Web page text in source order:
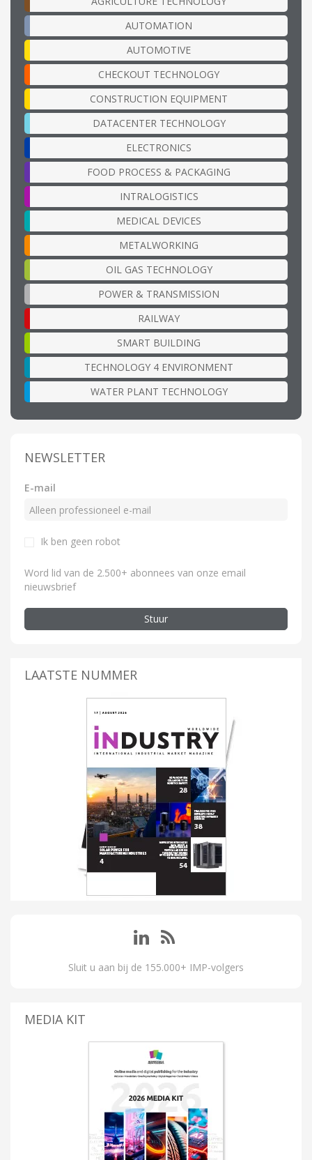
AUTOMATION
AUTOMOTIVE
CHECKOUT TECHNOLOGY
CONSTRUCTION EQUIPMENT
DATACENTER TECHNOLOGY
ELECTRONICS
FOOD PROCESS & PACKAGING
INTRALOGISTICS
MEDICAL DEVICES
METALWORKING
OIL GAS TECHNOLOGY
POWER & TRANSMISSION
RAILWAY
SMART BUILDING
TECHNOLOGY 4 ENVIRONMENT
WATER PLANT TECHNOLOGY
NEWSLETTER
E-mail
Ik ben geen robot
Word lid van de 2.500+ abonnees van onze email
nieuwsbrief
Stuur
LAATSTE NUMMER
Sluit u aan bij de 155.000+ IMP-volgers
MEDIA KIT